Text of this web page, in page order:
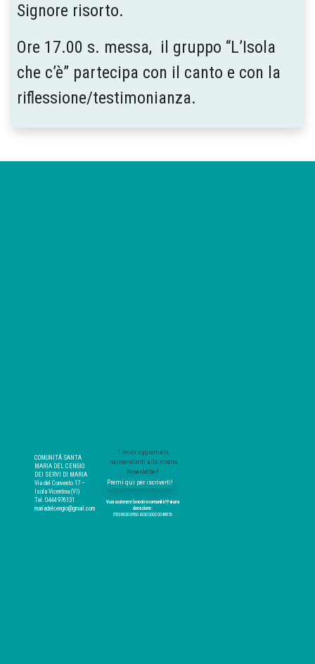
Signore risorto.
Ore 17.00 s. messa, il gruppo “L’Isola
che c’è” partecipa con il canto e con la
riflessione/testimonianza.
COMUNITÁ SANTA
MARIA DEL CENGIO
DEI SERVI DI MARIA
Via del Convento 17 –
Isola Vicentina (VI)
Tel. 0444 976131
mariadelcengio@gmail.com
Tieniti aggiornato,
iscrivendonti alla nostra
Newsletter!
Premi qui per iscriverti!
Vuoi sostenere la nostra comunità? Fai una
donazione:
IT83 H030 6960 4330 0000 0048876